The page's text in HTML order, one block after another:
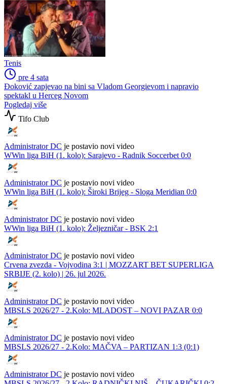
Tenis
pre 4 sata
Đoković zapjevao na bini sa Vladom Georgievom i napravio
spektakl u Herceg Novom
Pogledaj više
Tifo Club
Administrator DC je postavio novi video
WWin liga BiH (1. kolo): Sarajevo - Radnik Soccerbet 0:0
Administrator DC je postavio novi video
WWin liga BiH (1. kolo): Široki Brijeg - Sloga Meridian 0:0
Administrator DC je postavio novi video
WWin liga BiH (1. kolo): Željezničar - BSK 2:1
Administrator DC je postavio novi video
Crvena zvezda - Vojvodina 3:1 | MOZZART BET SUPERLIGA
SRBIJE (2. kolo) | 26. jul 2026.
Administrator DC je postavio novi video
MBSLS 2026/27 - 2.Kolo: MLADOST – NOVI PAZAR 0:0
Administrator DC je postavio novi video
MBSLS 2026/27 - 2.Kolo: MAČVA – PARTIZAN 1:3 (0:1)
Administrator DC je postavio novi video